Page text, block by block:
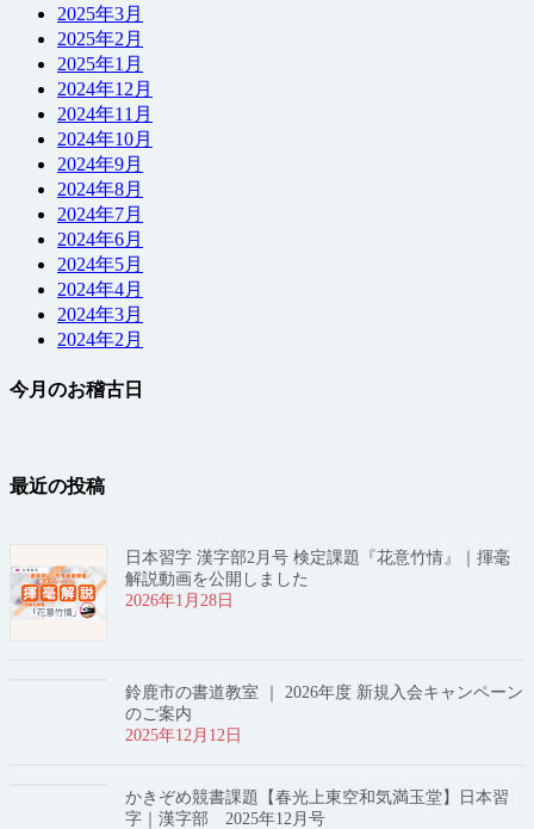
2025年3月
2025年2月
2025年1月
2024年12月
2024年11月
2024年10月
2024年9月
2024年8月
2024年7月
2024年6月
2024年5月
2024年4月
2024年3月
2024年2月
今月のお稽古日
最近の投稿
日本習字 漢字部2月号 検定課題『花意竹情』｜揮毫
解説動画を公開しました
2026年1月28日
鈴鹿市の書道教室 ｜ 2026年度 新規入会キャンペーン
のご案内
2025年12月12日
かきぞめ競書課題【春光上東空和気満玉堂】日本習
字｜漢字部 2025年12月号